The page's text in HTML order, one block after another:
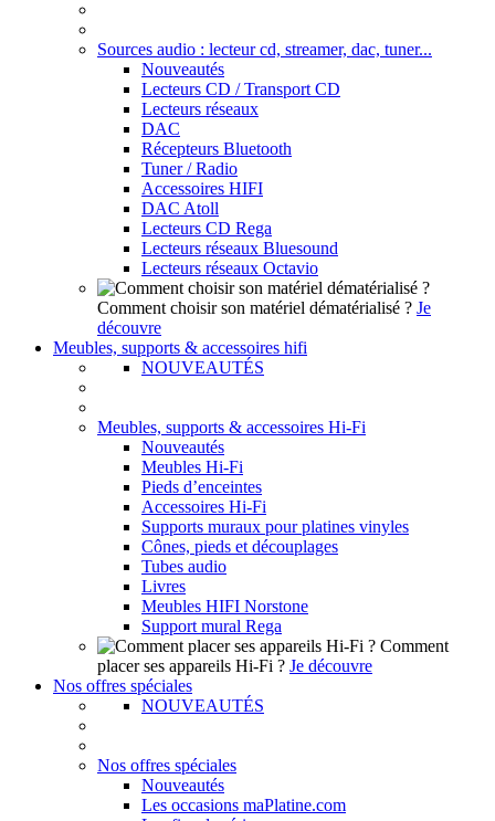
Sources audio : lecteur cd, streamer, dac, tuner...
Nouveautés
Lecteurs CD / Transport CD
Lecteurs réseaux
DAC
Récepteurs Bluetooth
Tuner / Radio
Accessoires HIFI
DAC Atoll
Lecteurs CD Rega
Lecteurs réseaux Bluesound
Lecteurs réseaux Octavio
Comment choisir son matériel dématérialisé ? Je
découvre
Meubles, supports & accessoires hifi
NOUVEAUTÉS
Meubles, supports & accessoires Hi-Fi
Nouveautés
Meubles Hi-Fi
Pieds d’enceintes
Accessoires Hi-Fi
Supports muraux pour platines vinyles
Cônes, pieds et découplages
Tubes audio
Livres
Meubles HIFI Norstone
Support mural Rega
Comment
placer ses appareils Hi-Fi ? Je découvre
Nos offres spéciales
NOUVEAUTÉS
Nos offres spéciales
Nouveautés
Les occasions maPlatine.com